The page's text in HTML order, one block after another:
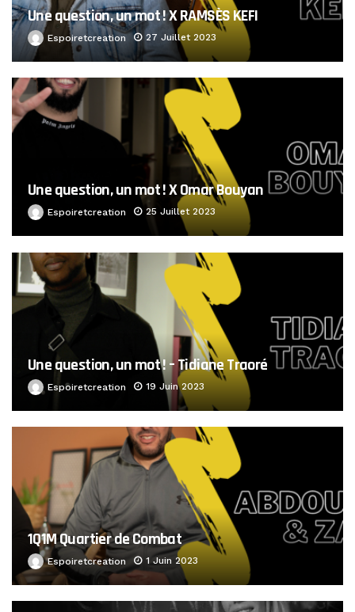
Une question, un mot ! X RAMSÈS KEFI
Espoiretcreation 27 Juillet 2023
Une question, un mot ! X Omar Bouyan
Espoiretcreation 25 Juillet 2023
Une question, un mot ! – Tidiane Traoré
Espoiretcreation 19 Juin 2023
1Q1M Quartier de Combat
Espoiretcreation 1 Juin 2023